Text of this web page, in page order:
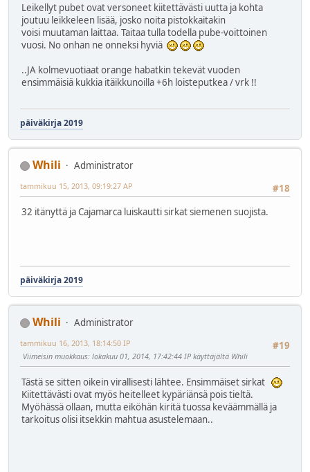
Leikellyt pubet ovat versoneet kiitettävästi uutta ja kohta
joutuu leikkeleen lisää, josko noita pistokkaitakin
voisi muutaman laittaa. Taitaa tulla todella pube-voittoinen
vuosi. No onhan ne onneksi hyviä
..JA kolmevuotiaat orange habatkin tekevät vuoden
ensimmäisiä kukkia itäikkunoilla +6h loisteputkea / vrk !!
päiväkirja 2019
Whili
Administrator
#18
tammikuu 15, 2013, 09:19:27 AP
32 itänyttä ja Cajamarca luiskautti sirkat siemenen suojista.
päiväkirja 2019
Whili
Administrator
#19
tammikuu 16, 2013, 18:14:50 IP
Viimeisin muokkaus: lokakuu 01, 2014, 17:42:44 IP käyttäjältä Whili
Tästä se sitten oikein virallisesti lähtee. Ensimmäiset sirkat
Kiitettävästi ovat myös heitelleet kypäriänsä pois tieltä.
Myöhässä ollaan, mutta eiköhän kiritä tuossa keväämmällä ja
tarkoitus olisi itsekkin mahtua asustelemaan..